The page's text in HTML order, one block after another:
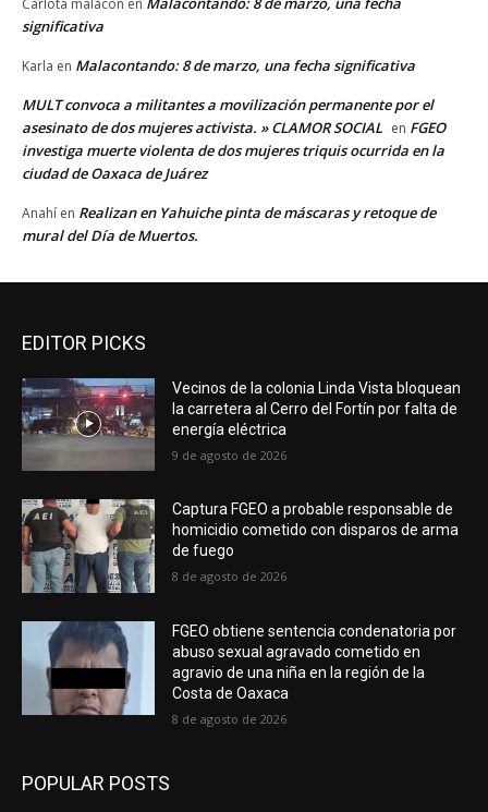
significativa
Karla en Malacontando: 8 de marzo, una fecha significativa
MULT convoca a militantes a movilización permanente por el
asesinato de dos mujeres activista. » CLAMOR SOCIAL en FGEO
investiga muerte violenta de dos mujeres triquis ocurrida en la
ciudad de Oaxaca de Juárez
Anahí en Realizan en Yahuiche pinta de máscaras y retoque de
mural del Día de Muertos.
EDITOR PICKS
Vecinos de la colonia Linda Vista bloquean
la carretera al Cerro del Fortín por falta de
energía eléctrica
9 de agosto de 2026
Captura FGEO a probable responsable de
homicidio cometido con disparos de arma
de fuego
8 de agosto de 2026
FGEO obtiene sentencia condenatoria por
abuso sexual agravado cometido en
agravio de una niña en la región de la
Costa de Oaxaca
8 de agosto de 2026
POPULAR POSTS